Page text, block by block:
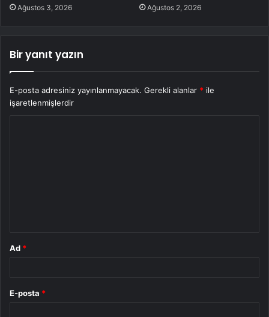
Ağustos 3, 2026 Ağustos 2, 2026
Bir yanıt yazın
E-posta adresiniz yayınlanmayacak. Gerekli alanlar * ile
işaretlenmişlerdir
Ad *
E-posta *